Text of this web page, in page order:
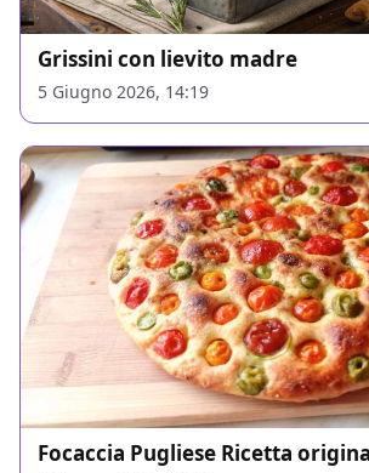
Grissini con lievito madre
5 Giugno 2026, 14:19
Focaccia Pugliese Ricetta